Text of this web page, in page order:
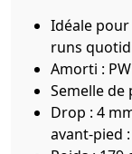
Idéale
runs
Amorti :
Semelle de
Drop : 4
avant-pied